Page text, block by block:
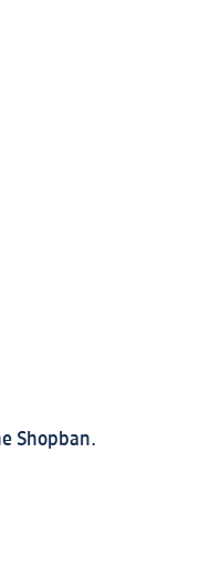
Shopban.